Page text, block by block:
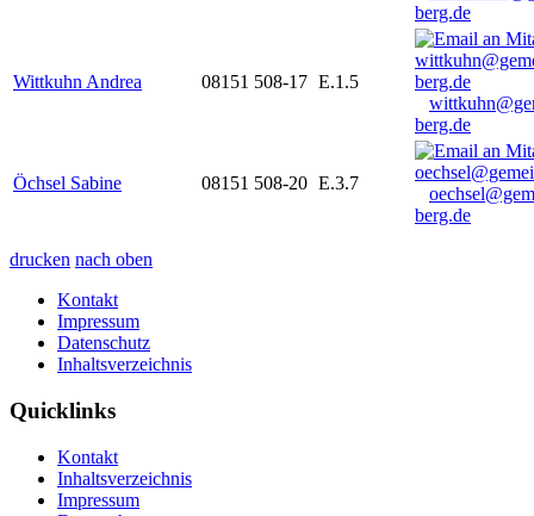
berg.de
Wittkuhn Andrea 08151 508-17 E.1.5
berg.de
Öchsel Sabine 08151 508-20 E.3.7
berg.de
drucken nach oben
Kontakt
Impressum
Datenschutz
Inhaltsverzeichnis
Quicklinks
Kontakt
Inhaltsverzeichnis
Impressum